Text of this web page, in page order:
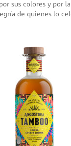
sus colores y por la
de quienes lo